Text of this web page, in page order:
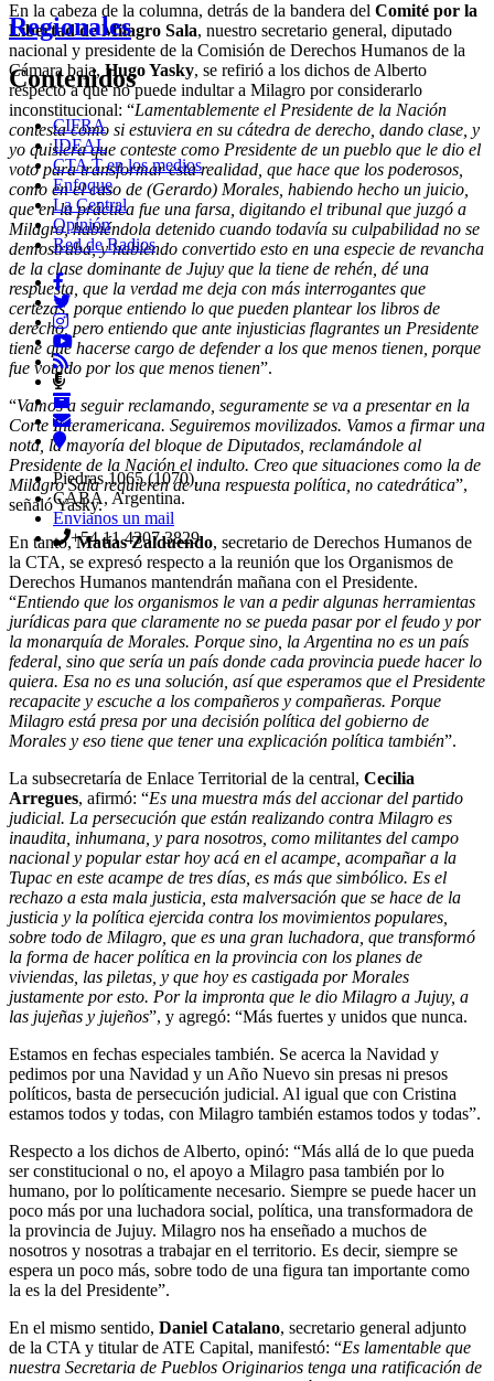
En la cabeza de la columna, detrás de la bandera del Comité por la
Libertad de Milagro Sala, nuestro secretario general, diputado
nacional y presidente de la Comisión de Derechos Humanos de la
Cámara baja, Hugo Yasky, se refirió a los dichos de Alberto
respecto a que no puede indultar a Milagro por considerarlo
inconstitucional: “Lamentablemente el Presidente de la Nación
contesta como si estuviera en su cátedra de derecho, dando clase, y
yo quisiera que conteste como Presidente de un pueblo que le dio el
voto para transformar esta realidad, que hace que los poderosos,
como en el caso de (Gerardo) Morales, habiendo hecho un juicio,
que en la práctica fue una farsa, digitando el tribunal que juzgó a
Milagro, habiéndola detenido cuando todavía su culpabilidad no se
demostraba, y habiendo convertido esto en una especie de revancha
de la clase dominante de Jujuy que la tiene de rehén, dé una
respuesta, que la verdad me deja con más interrogantes que
certezas, porque entiendo lo que pueden plantear los libros de
derecho, pero entiendo que ante injusticias flagrantes un Presidente
tiene que hacerse cargo de defender a los que menos tienen, porque
fue votado por los que menos tienen”.
“Vamos a seguir reclamando, seguramente se va a presentar en la
Corte Interamericana. Seguiremos movilizados. Vamos a firmar una
nota, la mayoría del bloque de Diputados, reclamándole al
Presidente de la Nación el indulto. Creo que situaciones como la de
Milagro Sala requieren de una respuesta política, no catedrática”,
señaló Yasky.
En tanto,Matías Zalduendo, secretario de Derechos Humanos de
la CTA, se expresó respecto a la reunión que los Organismos de
Derechos Humanos mantendrán mañana con el Presidente.
“Entiendo que los organismos le van a pedir algunas herramientas
jurídicas para que claramente no se pueda pasar por el feudo y por
la monarquía de Morales. Porque sino, la Argentina no es un país
federal, sino que sería un país donde cada provincia puede hacer lo
quiera. Esa no es una solución, así que esperamos que el Presidente
recapacite y escuche a los compañeros y compañeras. Porque
Milagro está presa por una decisión política del gobierno de
Morales y eso tiene que tener una explicación política también”.
La subsecretaría de Enlace Territorial de la central, Cecilia
Arregues, afirmó: “Es una muestra más del accionar del partido
judicial. La persecución que están realizando contra Milagro es
inaudita, inhumana, y para nosotros, como militantes del campo
nacional y popular estar hoy acá en el acampe, acompañar a la
Tupac en este acampe de tres días, es más que simbólico. Es el
rechazo a esta mala justicia, esta malversación que se hace de la
justicia y la política ejercida contra los movimientos populares,
sobre todo de Milagro, que es una gran luchadora, que transformó
la forma de hacer política en la provincia con los planes de
viviendas, las piletas, y que hoy es castigada por Morales
justamente por esto. Por la impronta que le dio Milagro a Jujuy, a
las jujeñas y jujeños”, y agregó: “Más fuertes y unidos que nunca.
Estamos en fechas especiales también. Se acerca la Navidad y
pedimos por una Navidad y un Año Nuevo sin presas ni presos
políticos, basta de persecución judicial. Al igual que con Cristina
estamos todos y todas, con Milagro también estamos todos y todas”.
Respecto a los dichos de Alberto, opinó: “Más allá de lo que pueda
ser constitucional o no, el apoyo a Milagro pasa también por lo
humano, por lo políticamente necesario. Siempre se puede hacer un
poco más por una luchadora social, política, una transformadora de
la provincia de Jujuy. Milagro nos ha enseñado a muchos de
nosotros y nosotras a trabajar en el territorio. Es decir, siempre se
espera un poco más, sobre todo de una figura tan importante como
la es la del Presidente”.
En el mismo sentido, Daniel Catalano, secretario general adjunto
de la CTA y titular de ATE Capital, manifestó: “Es lamentable que
nuestra Secretaria de Pueblos Originarios tenga una ratificación de
Regionales
Contenidos
CIFRA
IDEAL
CTA T en los medios
Enfoque
La Central
Opinión
Red de Radios
Piedras 1065 (1070),
CABA, Argentina.
Envianos un mail
+54 11 4307 3829